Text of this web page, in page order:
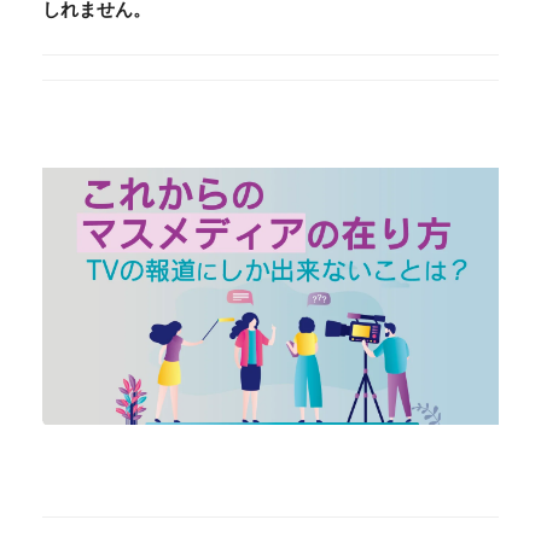
しれません。